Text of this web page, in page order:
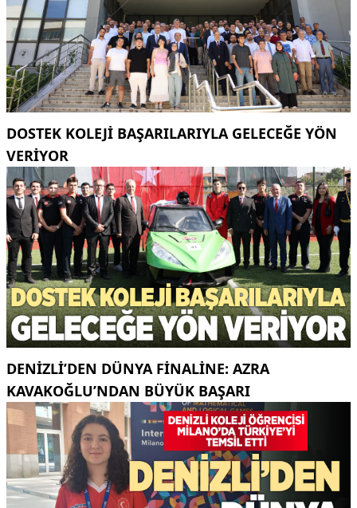
DOSTEK KOLEJİ BAŞARILARIYLA GELECEĞE YÖN
VERİYOR
DENIZLI’DEN DÜNYA FINALINE: AZRA
KAVAKOĞLU’NDAN BÜYÜK BAŞARI